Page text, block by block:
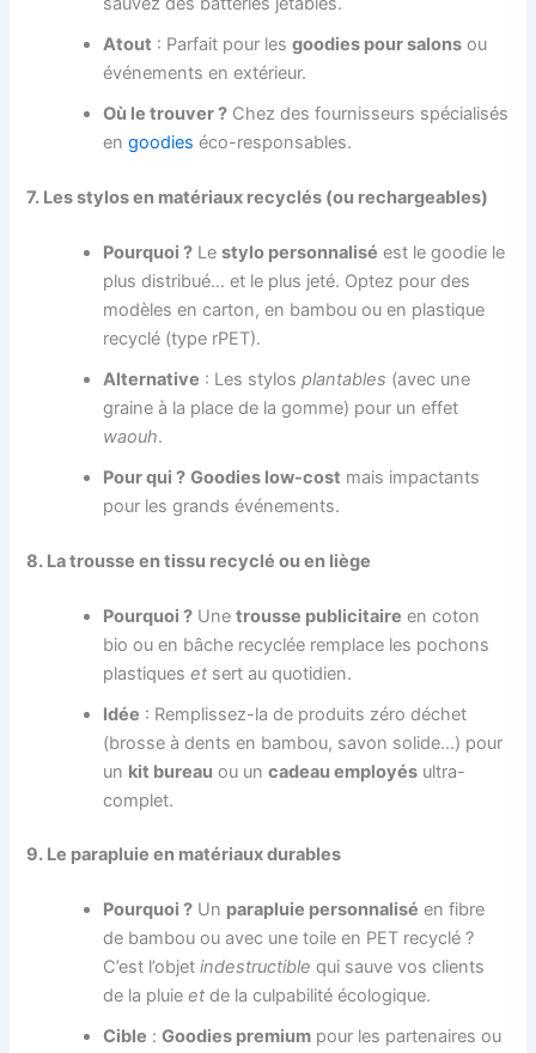
Atout : Parfait pour lesgoodies pour salons ou
événements en extérieur.
Où le trouver ? Chez des fournisseurs spécialisés
engoodies éco-responsables.
7. Les stylos en matériaux recyclés (ou rechargeables)
Pourquoi ? Lestylo personnalisé est le goodie le
plus distribué… et le plus jeté. Optez pour des
modèles en carton, en bambou ou en plastique
recyclé (type rPET).
Alternative : Les stylosplantables (avec une
graine à la place de la gomme) pour un effet
waouh.
Pour qui ? Goodies low-cost mais impactants
pour les grands événements.
8. La trousse en tissu recyclé ou en liège
Pourquoi ? Unetrousse publicitaire en coton
bio ou en bâche recyclée remplace les pochons
plastiqueset sert au quotidien.
Idée : Remplissez-la de produits zéro déchet
(brosse à dents en bambou, savon solide…) pour
un kit bureau ou uncadeau employés ultra-
complet.
9. Le parapluie en matériaux durables
Pourquoi ? Un parapluie personnalisé en fibre
de bambou ou avec une toile en PET recyclé ?
C’est l’objetindestructible qui sauve vos clients
de la pluieet de la culpabilité écologique.
Cible :Goodies premium pour les partenaires ou